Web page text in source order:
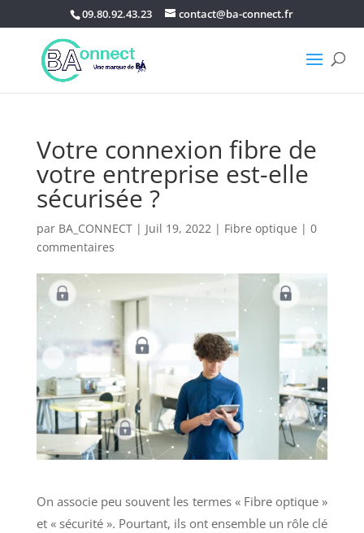
09.80.92.43.23 contact@ba-connect.fr
Votre connexion fibre de
votre entreprise est-elle
sécurisée ?
par BA_CONNECT| Juil 19, 2022| Fibre optique | 0
commentaires
On associe peu souvent les termes « Fibre optique »
et « sécurité ». Pourtant, ils ont ensemble un rôle clé